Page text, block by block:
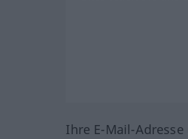
Ihre E-Mail-